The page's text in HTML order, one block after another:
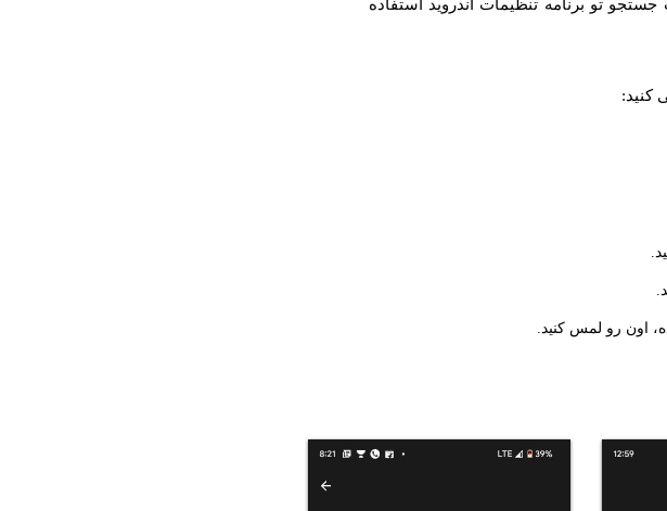
جستجو تو برنامه تنظیمات اندروید استفاده
کنید: